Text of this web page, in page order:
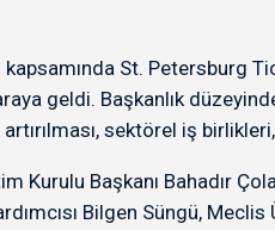
St. Petersburg
geldi. Başkanlık
sektörel iş
Kurulu Başkanı Bahadır
Bilgen Süngü,